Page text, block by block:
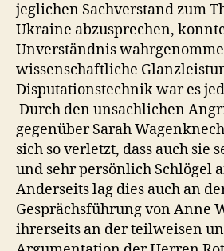
jeglichen Sachverstand zum
Ukraine abzusprechen,
Unverständnis
wissenschaftliche
Disputationstechnik war es
Durch den unsachlichen
gegenüber Sarah
sich so verletzt, dass auch sie
und sehr persönlich Schlögel
Anderseits lag dies auch an
Gesprächsführung von Anne
ihrerseits an der teilweisen